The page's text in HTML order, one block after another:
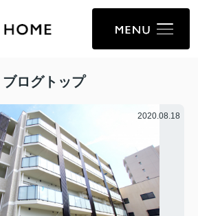
ブログトップ
2020.08.18